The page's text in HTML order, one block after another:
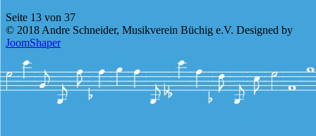
Seite 13 von 37
© 2018 Andre Schneider, Musikverein Büchig e.V. Designed by
JoomShaper